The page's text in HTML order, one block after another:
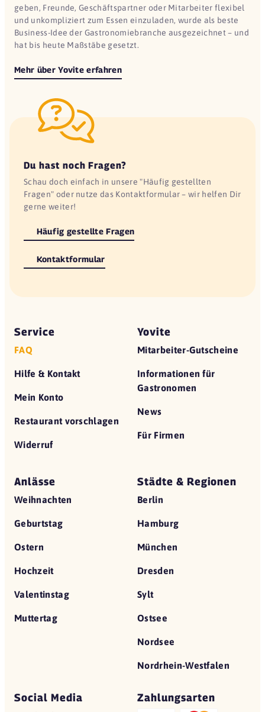
geben, Freunde, Geschäftspartner oder Mitarbeiter flexibel
und unkompliziert zum Essen einzuladen, wurde als beste
Business-Idee der Gastronomiebranche ausgezeichnet – und
hat bis heute Maßstäbe gesetzt.
Mehr über Yovite erfahren
Du hast noch Fragen?
Schau doch einfach in unsere "Häufig gestellten
Fragen" oder nutze das Kontaktformular – wir helfen Dir
gerne weiter!
Häufig gestellte Fragen
Kontaktformular
Service
FAQ
Hilfe & Kontakt
Mein Konto
Restaurant vorschlagen
Widerruf
Yovite
Mitarbeiter-Gutscheine
Informationen für
Gastronomen
News
Für Firmen
Anlässe
Weihnachten
Geburtstag
Ostern
Hochzeit
Valentinstag
Muttertag
Städte & Regionen
Berlin
Hamburg
München
Dresden
Sylt
Ostsee
Nordsee
Nordrhein-Westfalen
Social Media Zahlungsarten